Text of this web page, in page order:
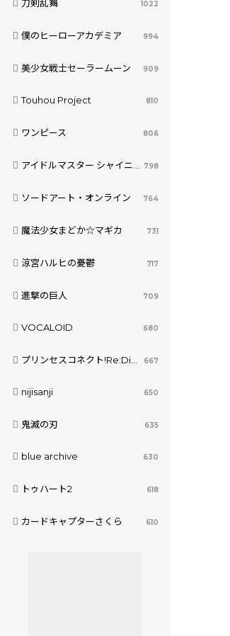
刀剣乱舞 1022
僕のヒーローアカデミア 994
美少女戦士セーラームーン 909
Touhou Project 810
ワンピース 806
アイドルマスター シャイニーカラーズ 798
ソードアート・オンライン 764
魔法少女まどか☆マギカ 731
涼宮ハルヒの憂鬱 717
進撃の巨人 709
VOCALOID 680
プリンセスコネクト!Re:Dive 667
nijisanji 650
鬼滅の刃 635
blue archive 630
トゥハート2 618
カードキャプターさくら 610